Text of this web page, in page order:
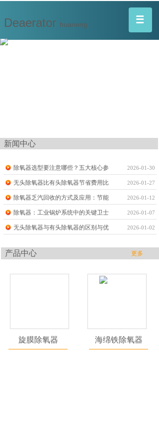
Deaerator huaneng
新闻中心
除氧器选型要注意哪些？五大核心参 2026-01-30
无头除氧器比有头除氧器节省费用比 2026-01-27
除氧器乏汽回收的方式及应用：节能 2026-01-12
除氧器：工业锅炉系统中的关键卫士 2026-01-07
无头除氧器与有头除氧器的区别与优 2026-01-02
产品中心 更多
海绵铁除氧器
旋膜除氧器